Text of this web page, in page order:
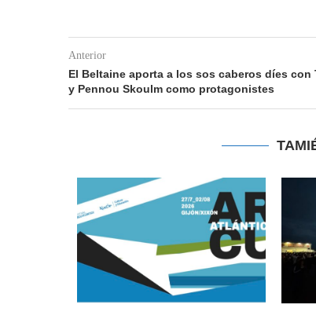
Anterior
El Beltaine aporta a los sos caberos díes con
y Pennou Skoulm como protagonistes